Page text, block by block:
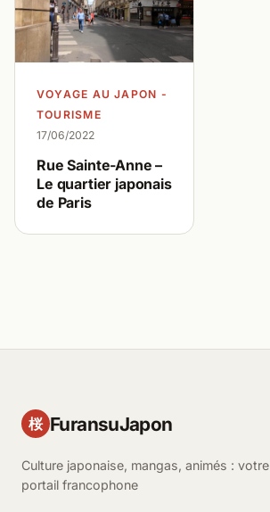
VOYAGE AU JAPON -
TOURISME
17/06/2022
Rue Sainte-Anne –
Le quartier japonais
de Paris
桜 FuransuJapon
Culture japonaise, mangas, animés : votre
portail francophone